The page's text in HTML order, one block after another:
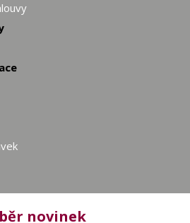
novinek